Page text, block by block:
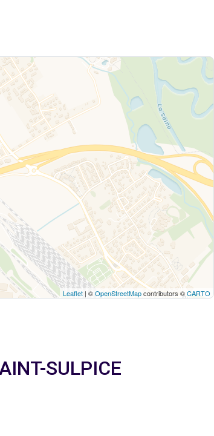
Leaflet | ©OpenStreetMapcontributors ©CARTO
SULPICE